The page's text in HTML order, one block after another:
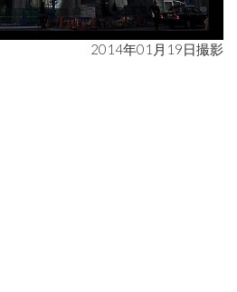
2014年01月19日撮影